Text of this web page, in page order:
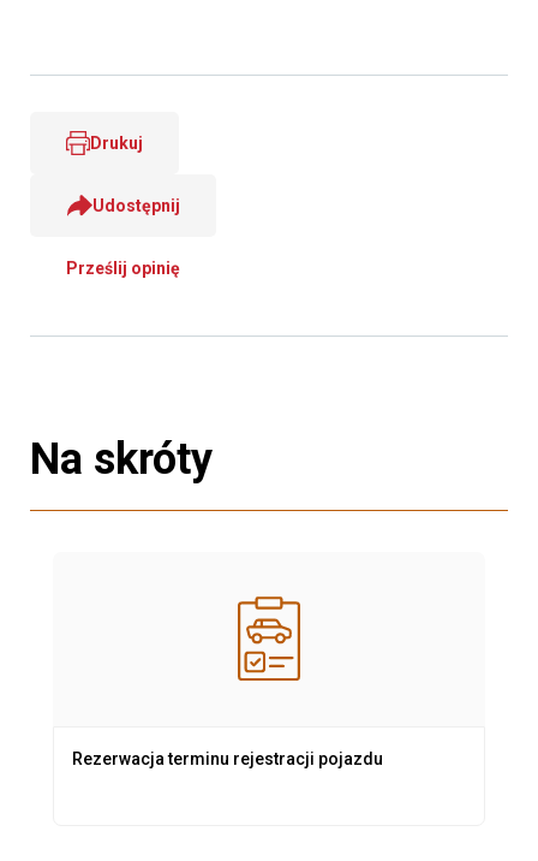
Drukuj
Udostępnij
Prześlij opinię
Na skróty
Rezerwacja terminu rejestracji pojazdu